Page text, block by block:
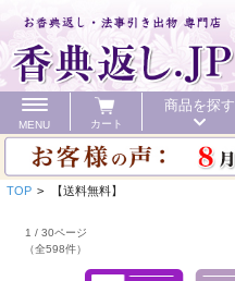
MENU カート
商品を探す
TOP > 【送料無料】
1 / 30ページ
（全598件）